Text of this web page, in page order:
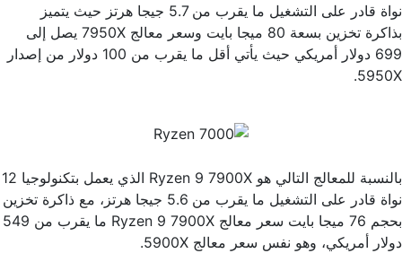
نواة قادر على التشغيل ما يقرب من 5.7 جيجا هرتز حيث يتميز
بذاكرة تخزين بسعة 80 ميجا بايت وسعر معالج 7950X يصل إلى
699 دولار أمريكي حيث يأتي أقل ما يقرب من 100 دولار من إصدار
5950X.
بالنسبة للمعالج التالي هو Ryzen 9 7900X الذي يعمل بتكنولوجيا 12
نواة قادر على التشغيل ما يقرب من 5.6 جيجا هرتز، مع ذاكرة تخزين
بحجم 76 ميجا بايت سعر معالج Ryzen 9 7900X ما يقرب من 549
دولار أمريكي، وهو نفس سعر معالج 5900X.